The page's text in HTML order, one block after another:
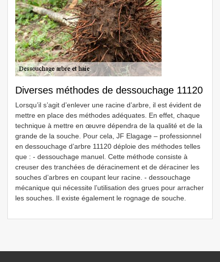
Diverses méthodes de dessouchage 11120
Lorsqu’il s’agit d’enlever une racine d’arbre, il est évident de
mettre en place des méthodes adéquates. En effet, chaque
technique à mettre en œuvre dépendra de la qualité et de la
grande de la souche. Pour cela, JF Elagage – professionnel
en dessouchage d’arbre 11120 déploie des méthodes telles
que : - dessouchage manuel. Cette méthode consiste à
creuser des tranchées de déracinement et de déraciner les
souches d’arbres en coupant leur racine. - dessouchage
mécanique qui nécessite l’utilisation des grues pour arracher
les souches. Il existe également le rognage de souche.